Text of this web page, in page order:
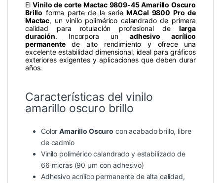
ElVinilo de corte Mactac 9809-45 Amarillo Oscuro
Brillo forma parte de la serieMACal 9800 Pro de
Mactac, un vinilo polimérico calandrado de primera
calidad para rotulación profesional de larga
duración. Incorpora un adhesivo acrílico
permanentede alto rendimiento y ofrece una
excelente estabilidad dimensional, ideal para gráficos
exteriores exigentes y aplicaciones que deben durar
años.
Características del vinilo
amarillo oscuro brillo
ColorAmarillo Oscuro con acabado brillo, libre
de cadmio
Vinilo polimérico calandrado y estabilizado de
66 micras (90 µm con adhesivo)
Adhesivo acrílico permanente de alta calidad,